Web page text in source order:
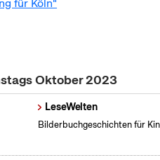
für Köln"
Oktober 2023
LeseWelten
Bilderbuchgeschichten für